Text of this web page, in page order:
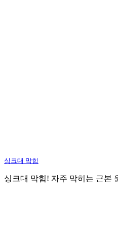
싱크대 막힘
싱크대 막힘! 자주 막히는 근본